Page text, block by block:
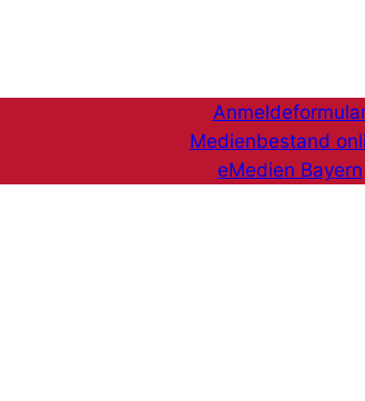
Medienbestand
eMedien Bayern